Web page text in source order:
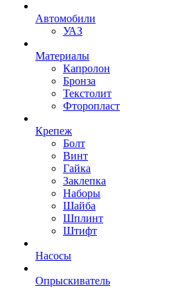
Автомобили
УАЗ
Материалы
Капролон
Бронза
Текстолит
Фторопласт
Крепеж
Болт
Винт
Гайка
Заклепка
Наборы
Шайба
Шплинт
Штифт
Насосы
Опрыскиватель